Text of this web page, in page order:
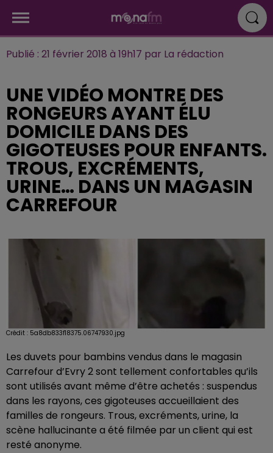
Publié : 21 février 2018 à 19h17 par La rédaction
UNE VIDÉO MONTRE DES
RONGEURS AYANT ÉLU
DOMICILE DANS DES
GIGOTEUSES POUR ENFANTS.
TROUS, EXCRÉMENTS,
URINE… DANS UN MAGASIN
CARREFOUR
Crédit : 5a8db833f18375.06747930.jpg
Les duvets pour bambins vendus dans le magasin
Carrefour d’Evry 2 sont tellement confortables qu’ils
sont utilisés avant même d’être achetés : suspendus
dans les rayons, ces gigoteuses accueillaient des
familles de rongeurs. Trous, excréments, urine, la
scène hallucinante a été filmée par un client qui est
resté anonyme.